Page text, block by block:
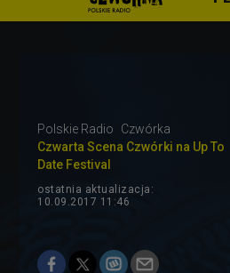
Polskie Radio
Czwórka
Czwarta Scena Czwórki na Up To
Date Festival
ostatnia aktualizacja:
10.09.2017 11:46